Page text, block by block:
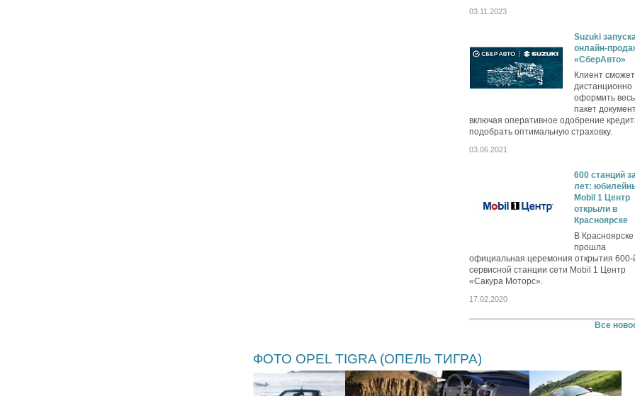
03.11.2023
Suzuki
онлайн-
«СберАвто»
Клиент сможет
дистанционно
оформить весь
пакет
включая оперативное одобрение
подобрать оптимальную страховку.
03.06.2021
600 станций
лет:
Mobil 1 Центр
открыли в
Красноярске
В Красноярске
прошла
официальная церемония открытия 600-
сервисной станции сети Mobil 1 Центр
«Сакура Моторс».
17.02.2020
Все
ФОТО OPEL TIGRA (ОПЕЛЬ ТИГРА)